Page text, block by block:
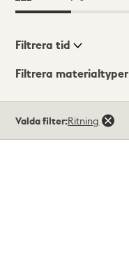
Visningsläge
Filtrera tid
Filtrera materialtyper
träffar
Valda filter:Ritning